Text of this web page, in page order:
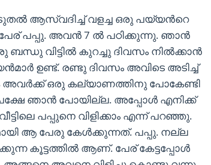
ആസ്വദിച്ച് വളച്ച ഒരു പയ്യൻറെ
പപ്പു. അവൻ 7 ൽ പഠിക്കുന്നു. ഞാൻ
വിട്ടിൽ കുറച്ചു ദിവസം നിൽക്കാൻ
ഉണ്ട്. രണ്ടു ദിവസം അവിടെ അടിച്ച്
അവർക്ക് ഒരു കല്യാണത്തിനു പോകേണ്ടി
ഞാൻ പോയില്ല. അപ്പോൾ എനിക്ക്
പപ്പുനെ വിളിക്കാം എന്ന് പറഞ്ഞു.
ആ പേരു കേൾക്കുന്നത്. പപ്പു. നല്ല
കൂട്ടത്തിൽ ആണ്. പേര് കേട്ടപ്പോൾ